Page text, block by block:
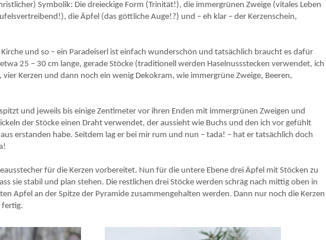
Symbolik: Die dreieckige Form (Trinität!), die immergrünen Zweige (vitales Leben
die Äpfel (das göttliche Auge!?) und – eh klar – der Kerzenschein,
und so – ein Paradeiserl ist einfach wunderschön und tatsächlich braucht es dafür
25 – 30 cm lange, gerade Stöcke (traditionell werden Haselnussstecken verwendet, ich
Kerzen und dann noch ein wenig Dekokram, wie immergrüne Zweige, Beeren,
und jeweils bis einige Zentimeter vor ihren Enden mit immergrünen Zweigen und
der Stöcke einen Draht verwendet, der aussieht wie Buchs und den ich vor gefühlt
erstanden habe. Seitdem lag er bei mir rum und nun – tada! – hat er tatsächlich doch
für die Kerzen vorbereitet. Nun für die untere Ebene drei Äpfel mit Stöcken zu
sie stabil und plan stehen. Die restlichen drei Stöcke werden schräg nach mittig oben in
Apfel an der Spitze der Pyramide zusammengehalten werden. Dann nur noch die Kerzen
fertig.